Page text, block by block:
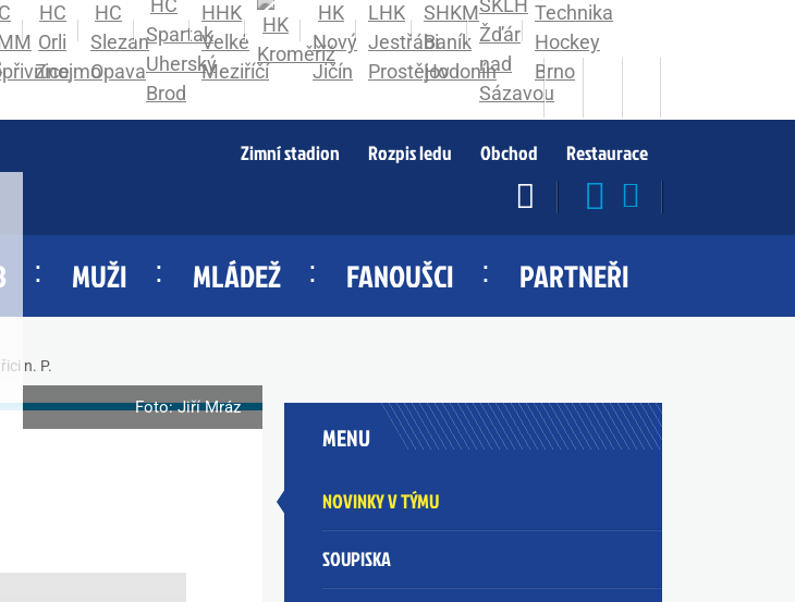
Zimní stadion Rozpis ledu Obchod Restaurace
MUŽI MLÁDEŽ FANOUŠCI PARTNEŘI
n. P.
Foto: Jiří Mráz
MENU
NOVINKY V TÝMU
SOUPISKA